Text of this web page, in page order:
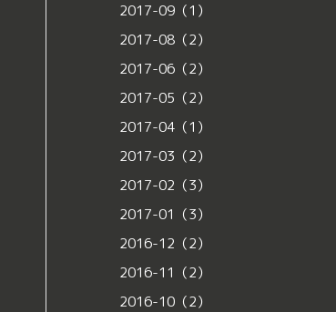
2017-09（1）
2017-08（2）
2017-06（2）
2017-05（2）
2017-04（1）
2017-03（2）
2017-02（3）
2017-01（3）
2016-12（2）
2016-11（2）
2016-10（2）